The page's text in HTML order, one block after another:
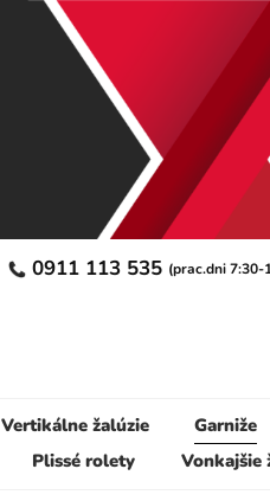
0911 113 535 (prac.dni 7:30-
Vertikálne žalúzie Garniže
Plissé rolety
Vonkajšie